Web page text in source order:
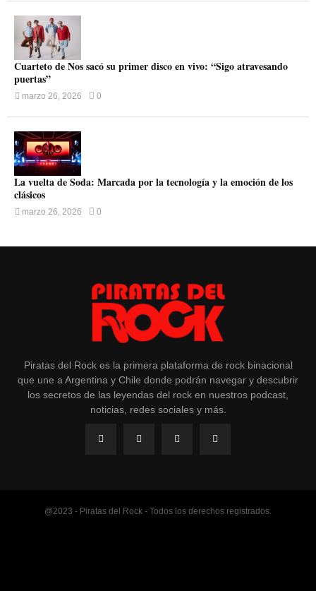
Cuarteto de Nos sacó su primer disco en vivo: “Sigo atravesando
puertas”
marzo 26, 2026 0
La vuelta de Soda: Marcada por la tecnología y la emoción de los
clásicos
marzo 26, 2026 0
Piratas del Rock es la primera plataforma de rock binacional
que une a Argentina y Chile donde podrán navegar y descubrir
los secretos de las leyendas del rock en nuestros podcast,
noticias, redes sociales y más.
@2023 - Piratas del Rock - Todos los derechos registrados.